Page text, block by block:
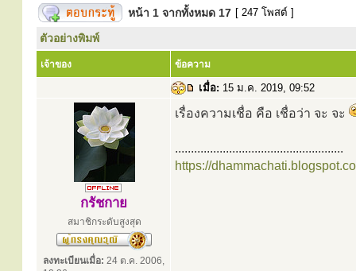
หน้า 1 จากทั้งหมด 17 [ 247 โพสต์ ]
ตัวอย่างพิมพ์
เจ้าของ ข้อความ
เมื่อ: 15 ม.ค. 2019, 09:52
กรัชกาย
สมาชิกระดับสูงสุด
ลงทะเบียนเมื่อ: 24 ต.ค. 2006,
เรื่องความเชื่อ คือ เชื่อว่า จะ จะ
.....................................................
https://